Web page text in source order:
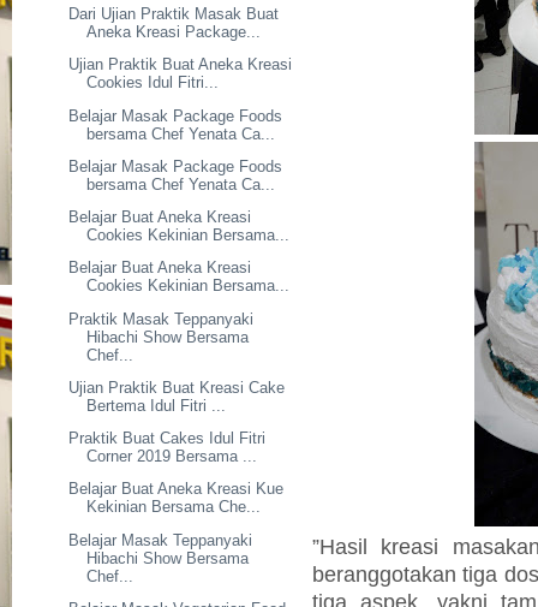
Dari Ujian Praktik Masak Buat
Aneka Kreasi Package...
Ujian Praktik Buat Aneka Kreasi
Cookies Idul Fitri...
Belajar Masak Package Foods
bersama Chef Yenata Ca...
Belajar Masak Package Foods
bersama Chef Yenata Ca...
Belajar Buat Aneka Kreasi
Cookies Kekinian Bersama...
Belajar Buat Aneka Kreasi
Cookies Kekinian Bersama...
Praktik Masak Teppanyaki
Hibachi Show Bersama
Chef...
Ujian Praktik Buat Kreasi Cake
Bertema Idul Fitri ...
Praktik Buat Cakes Idul Fitri
Corner 2019 Bersama ...
Belajar Buat Aneka Kreasi Kue
Kekinian Bersama Che...
Belajar Masak Teppanyaki
Hibachi Show Bersama
Chef...
”Hasil kreasi
beranggotakan tiga
tiga aspek, yakni